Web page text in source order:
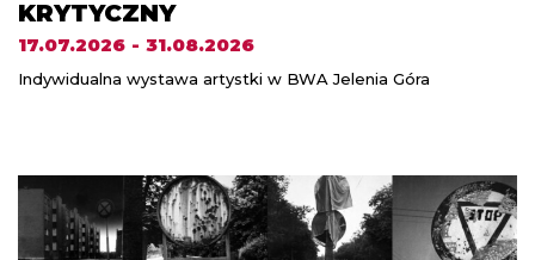
KRYTYCZNY
17.07.2026 - 31.08.2026
Indywidualna wystawa artystki w BWA Jelenia Góra